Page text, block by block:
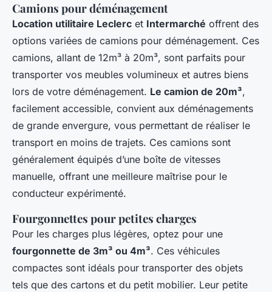
Camions pour déménagement
Location utilitaire Leclerc et Intermarché offrent des
options variées de camions pour déménagement. Ces
camions, allant de 12m³ à 20m³, sont parfaits pour
transporter vos meubles volumineux et autres biens
lors de votre déménagement. Le camion de 20m³,
facilement accessible, convient aux déménagements
de grande envergure, vous permettant de réaliser le
transport en moins de trajets. Ces camions sont
généralement équipés d’une boîte de vitesses
manuelle, offrant une meilleure maîtrise pour le
conducteur expérimenté.
Fourgonnettes pour petites charges
Pour les charges plus légères, optez pour une
fourgonnette de 3m³ ou 4m³. Ces véhicules
compactes sont idéals pour transporter des objets
tels que des cartons et du petit mobilier. Leur petite